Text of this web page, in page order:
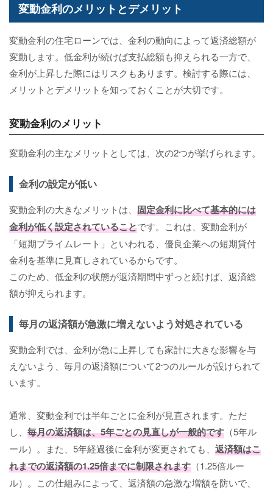
変動金利のメリットとデメリット
変動金利の住宅ローンでは、金利の動向によって返済総額が
変動します。低金利が続けば支払総額も抑えられる一方で、
金利が上昇した際にはリスクもあります。検討する際には、
メリットとデメリットを知っておくことが大切です。
変動金利のメリット
変動金利の主なメリットとしては、次の2つが挙げられます。
金利の設定が低い
変動金利の大きなメリットは、 固定金利に比べて基本的には
金利が低く設定されていることです。これは、変動金利が
「短期プライムレート」といわれる、優良企業への短期貸付
金利を基準に見直しされているからです。
このため、低金利の状態が返済期間中ずっと続けば、返済総
額が抑えられます。
毎月の返済額が急激に増えないよう対処されている
変動金利では、金利が急に上昇しても家計に大きな影響を与
えないよう、毎月の返済額について2つのルールが設けられて
います。
通常、変動金利では半年ごとに金利が見直されます。ただ
し、 毎月の返済額は、5年ごとの見直しが一般的です （5年ル
ール）。また、5年経過後に金利が変更されても、 返済額はこ
れまでの返済額の1.25倍までに制限されます （1.25倍ルー
ル）。この仕組みによって、返済額の急激な増額を防いで、